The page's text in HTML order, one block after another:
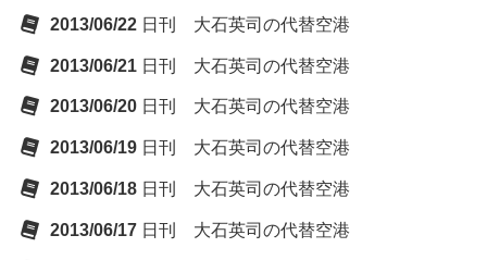
2013/06/22 日刊 大石英司の代替空港
2013/06/21 日刊 大石英司の代替空港
2013/06/20 日刊 大石英司の代替空港
2013/06/19 日刊 大石英司の代替空港
2013/06/18 日刊 大石英司の代替空港
2013/06/17 日刊 大石英司の代替空港